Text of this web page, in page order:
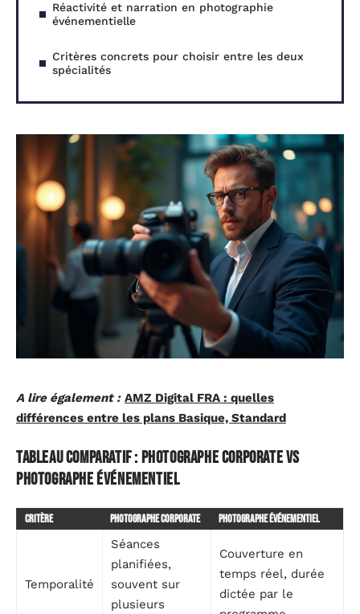
Réactivité et narration en photographie
événementielle
Critères concrets pour choisir entre les deux
spécialités
A lire également : AMZ Digital FRA : quelles
différences entre les plans Basique, Standard
Tableau comparatif : photographe corporate vs
photographe événementiel
Critère Photographe corporate Photographe événementiel
Temporalité
Séances
planifiées,
souvent sur
plusieurs
Couverture en
temps réel, durée
dictée par le